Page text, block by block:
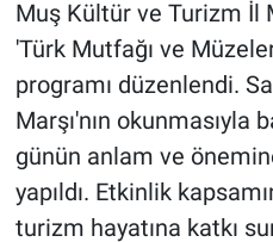
Muş Kültür ve Turizm İl
'Türk Mutfağı ve
programı düzenlendi.
Marşı'nın okunmasıyla
günün anlam ve
yapıldı. Etkinlik
turizm hayatına katkı